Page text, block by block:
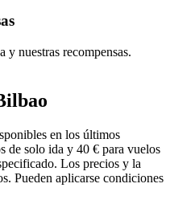
y nuestras recompensas.
en los últimos
de solo ida y 40 € para vuelos
Los precios y la
Pueden aplicarse condiciones